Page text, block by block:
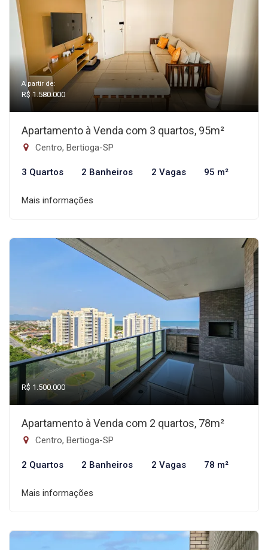
A partir de:
R$ 1.580.000
Apartamento à Venda com 3 quartos, 95m²
Centro, Bertioga-SP
3 Quartos 2 Banheiros 2 Vagas 95 m²
Mais informações
R$ 1.500.000
Apartamento à Venda com 2 quartos, 78m²
Centro, Bertioga-SP
2 Quartos 2 Banheiros 2 Vagas 78 m²
Mais informações